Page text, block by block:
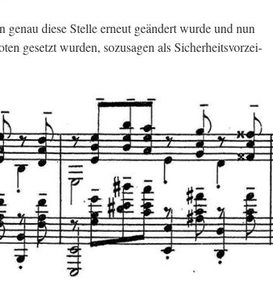
genau diese Stel­le er­neut ge­än­dert wurde und nun
ge­setzt wur­den, so­zu­sa­gen als Si­cher­heits­vor­zei­